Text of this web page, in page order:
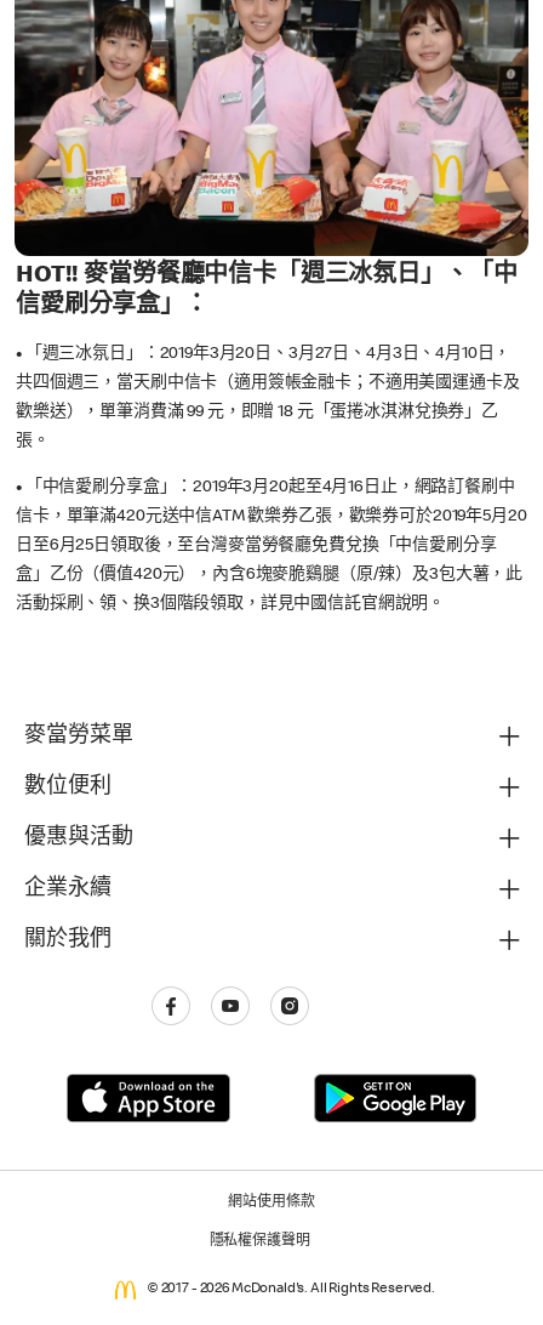
HOT!! 麥當勞餐廳中信卡「週三冰氛日」、「中
信愛刷分享盒」：
•
「週三冰氛日」：2019年3月20日、3月27日、4月3日、4月10日，
共四個週三，當天刷中信卡（適用簽帳金融卡；不適用美國運通卡及
歡樂送），單筆消費滿 99 元，即贈 18 元「蛋捲冰淇淋兌換券」乙
張。
•
「中信愛刷分享盒」：2019年3月20起至4月16日止，網路訂餐刷中
信卡，單筆滿420元送中信ATM 歡樂券乙張，歡樂券可於2019年5月20
日至6月25日領取後，至台灣麥當勞餐廳免費兌換「中信愛刷分享
盒」乙份（價值420元），內含6塊麥脆鷄腿（原/辣）及3包大薯，此
活動採刷、領、换3個階段領取，詳見中國信託官網說明。
麥當勞菜單
數位便利
優惠與活動
企業永續
關於我們
網站使用條款
隱私權保護聲明
© 2017 - 2026 McDonald's. All Rights Reserved.